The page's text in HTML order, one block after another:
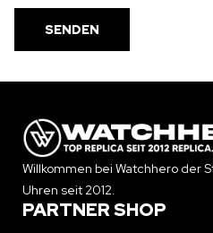
Willkommen bei Watchhero der
Uhren seit 2012.
PARTNER SHOP